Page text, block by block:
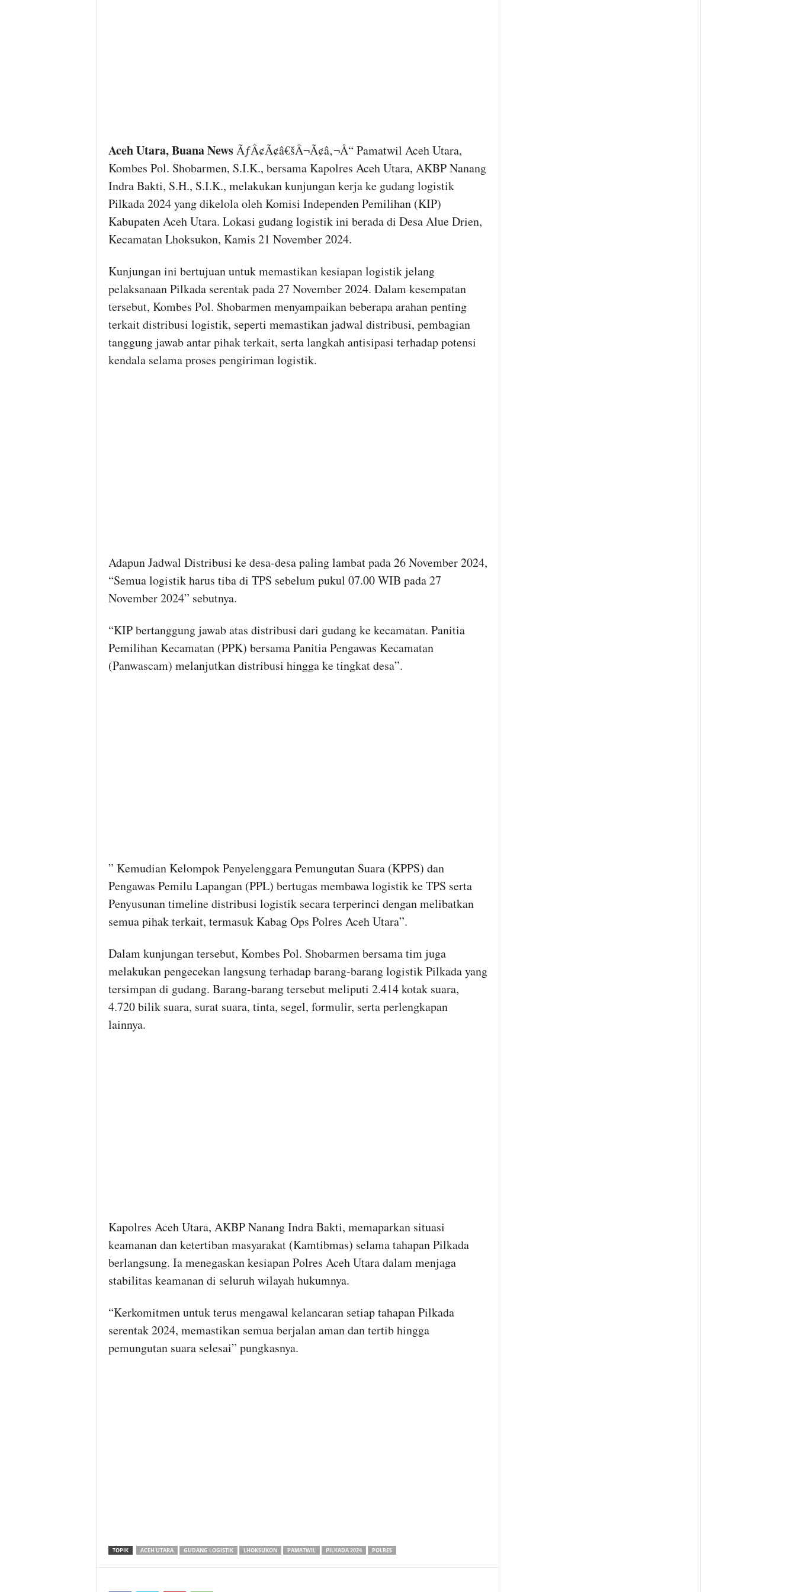
Aceh Utara, Buana NewsÃƒÂ¢Ã¢â€šÂ¬Ã¢â‚¬Å“ Pamatwil Aceh Utara,
Kombes Pol. Shobarmen, S.I.K., bersama Kapolres Aceh Utara, AKBP Nanang
Indra Bakti, S.H., S.I.K., melakukan kunjungan kerja ke gudang logistik
Pilkada 2024 yang dikelola oleh Komisi Independen Pemilihan (KIP)
Kabupaten Aceh Utara. Lokasi gudang logistik ini berada di Desa Alue Drien,
Kecamatan Lhoksukon, Kamis 21 November 2024.
Kunjungan ini bertujuan untuk memastikan kesiapan logistik jelang
pelaksanaan Pilkada serentak pada 27 November 2024. Dalam kesempatan
tersebut, Kombes Pol. Shobarmen menyampaikan beberapa arahan penting
terkait distribusi logistik, seperti memastikan jadwal distribusi, pembagian
tanggung jawab antar pihak terkait, serta langkah antisipasi terhadap potensi
kendala selama proses pengiriman logistik.
Adapun Jadwal Distribusi ke desa-desa paling lambat pada 26 November 2024,
“Semua logistik harus tiba di TPS sebelum pukul 07.00 WIB pada 27
November 2024” sebutnya.
“KIP bertanggung jawab atas distribusi dari gudang ke kecamatan. Panitia
Pemilihan Kecamatan (PPK) bersama Panitia Pengawas Kecamatan
(Panwascam) melanjutkan distribusi hingga ke tingkat desa”.
” Kemudian Kelompok Penyelenggara Pemungutan Suara (KPPS) dan
Pengawas Pemilu Lapangan (PPL) bertugas membawa logistik ke TPS serta
Penyusunan timeline distribusi logistik secara terperinci dengan melibatkan
semua pihak terkait, termasuk Kabag Ops Polres Aceh Utara”.
Dalam kunjungan tersebut, Kombes Pol. Shobarmen bersama tim juga
melakukan pengecekan langsung terhadap barang-barang logistik Pilkada yang
tersimpan di gudang. Barang-barang tersebut meliputi 2.414 kotak suara,
4.720 bilik suara, surat suara, tinta, segel, formulir, serta perlengkapan
lainnya.
Kapolres Aceh Utara, AKBP Nanang Indra Bakti, memaparkan situasi
keamanan dan ketertiban masyarakat (Kamtibmas) selama tahapan Pilkada
berlangsung. Ia menegaskan kesiapan Polres Aceh Utara dalam menjaga
stabilitas keamanan di seluruh wilayah hukumnya.
“Kerkomitmen untuk terus mengawal kelancaran setiap tahapan Pilkada
serentak 2024, memastikan semua berjalan aman dan tertib hingga
pemungutan suara selesai” pungkasnya.
TOPIK ACEH UTARA GUDANG LOGISTIK LHOKSUKON PAMATWIL PILKADA 2024 POLRES